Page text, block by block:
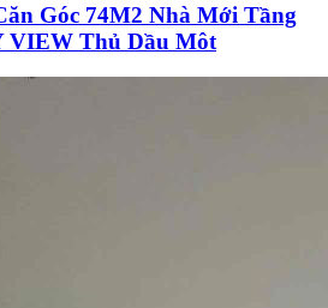
Góc 74M2 Nhà Mới Tầng
VIEW Thủ Dầu Môt